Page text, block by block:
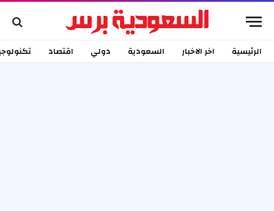
الرئيسية اخر الاخبار السعودية دولي اقتصاد